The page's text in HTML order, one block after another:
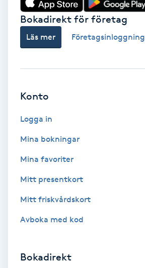
Frekvensterapi
Friskvård
Funktionsanalys
Föning
Gel naglar
Bokadirekt för företag
Läs mer Företagsinloggning
Konto
Logga in
Mina bokningar
Mina favoriter
Mitt presentkort
Mitt friskvårdskort
Avboka med kod
Bokadirekt